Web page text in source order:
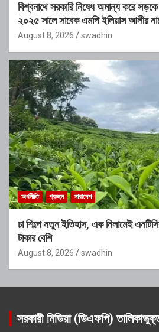
বিশ্বনাথে সরকারি নিষেধ অমান্য করে
২০২৫ সালে সাবেক এমপি ইলিয়াস আলীর
অভিযোগ
August 8, 2026 swadhin
অর্থনীতি প্রচ্ছদ সারাদেশ
চা শিল্পে নতুন ইতিহাস, এক নিলামেই
টাকার বেশি
August 8, 2026 swadhin
সরকারী মিডিয়া (ডিএফপি)